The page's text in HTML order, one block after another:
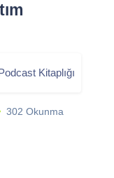
Kitaplığı
302 Okunma